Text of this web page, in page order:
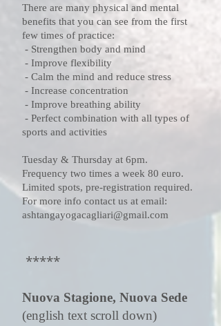
There are many physical and mental
benefits that you can see from the first
few times of practice:
- Strengthen body and mind
- Improve flexibility
- Calm the mind and reduce stress
- Increase concentration
- Improve breathing ability
- Perfect combination with all types of
sports and activities
Tuesday & Thursday at 6pm.
Frequency two times a week 80 euro.
Limited spots, pre-registration required.
For more info contact us at email:
ashtangayogacagliari@gmail.com
*****
Nuova Stagione, Nuova Sede
(english text scroll down)